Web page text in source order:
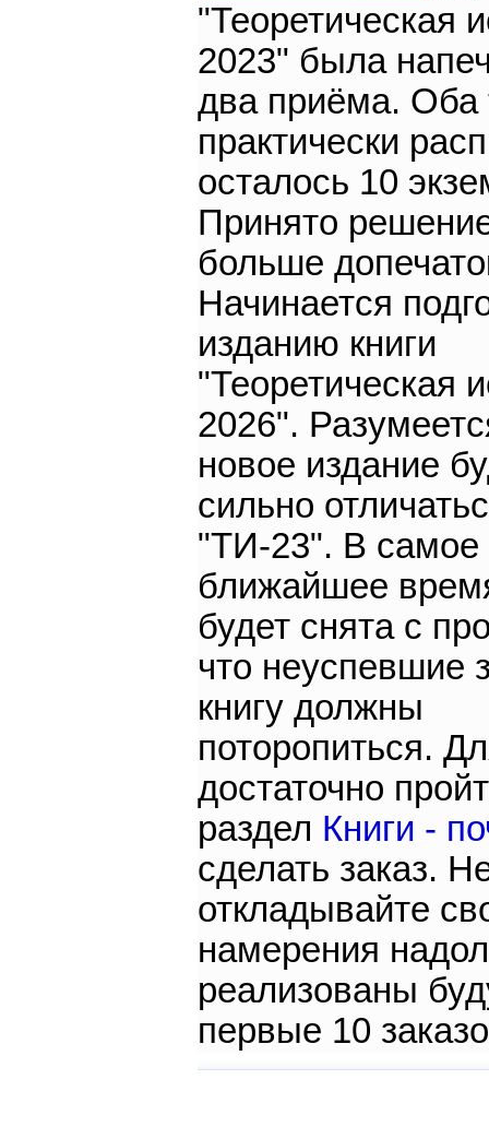
"Теоретическая
2023" была
два приёма. Оба
практически
осталось 10
Принято
больше
Начинается
изданию книги
"Теоретическая
2026".
новое издание
сильно
"ТИ-23". В самое
ближайшее
будет снята с
что неуспевшие
книгу должны
поторопиться.
достаточно
раздел Книги -
сделать заказ.
откладывайте
намерения
реализованы
первые 10